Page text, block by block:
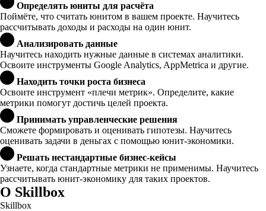
Определять юниты для расчёта
Поймёте, что считать юнитом в вашем проекте. Научитесь
рассчитывать доходы и расходы на один юнит.
Анализировать данные
Научитесь находить нужные данные в системах аналитики.
Освоите инструменты Google Analytics, AppMetrica и другие.
Находить точки роста бизнеса
Освоите инструмент «плечи метрик». Определите, какие
метрики помогут достичь целей проекта.
Принимать управленческие решения
Сможете формировать и оценивать гипотезы. Научитесь
оценивать задачи в деньгах с помощью юнит-экономики.
Решать нестандартные бизнес-кейсы
Узнаете, когда стандартные метрики не применимы. Научитесь
рассчитывать юнит-экономику для таких проектов.
О Skillbox
Skillbox